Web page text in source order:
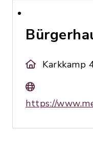
Karkkamp
https://